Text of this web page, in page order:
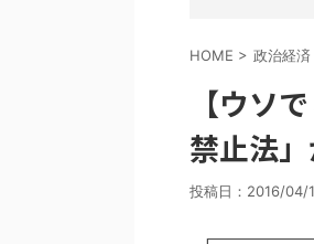
HOME > 政治経済
【ウソ
禁止法
投稿日：2016/04/